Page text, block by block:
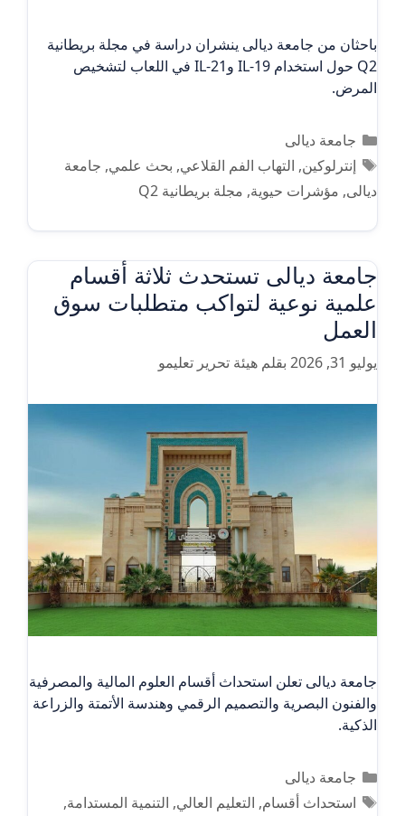
باحثان من جامعة ديالى ينشران دراسة في مجلة بريطانية
Q2 حول استخدام IL-19 وIL-21 في اللعاب لتشخيص
المرض.
التصنيفات
جامعة ديالى
الوسوم
إنترلوكين, التهاب الفم القلاعي, بحث علمي, جامعة
ديالى, مؤشرات حيوية, مجلة بريطانية Q2
جامعة ديالى تستحدث ثلاثة أقسام
علمية نوعية لتواكب متطلبات سوق
العمل
يوليو 31, 2026 بقلم هيئة تحرير تعليمو
جامعة ديالى تعلن استحداث أقسام العلوم المالية والمصرفية
والفنون البصرية والتصميم الرقمي وهندسة الأتمتة والزراعة
الذكية.
التصنيفات
جامعة ديالى
الوسوم
استحداث أقسام, التعليم العالي, التنمية المستدامة,